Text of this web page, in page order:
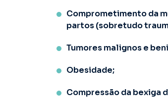
Comprometimento da
partos (sobretudo
Tumores malignos e
Obesidade;
Compressão da bexiga